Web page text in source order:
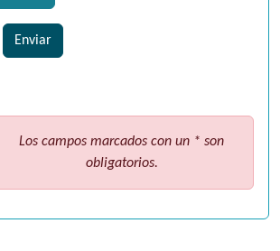
Los campos marcados con un * son
obligatorios.